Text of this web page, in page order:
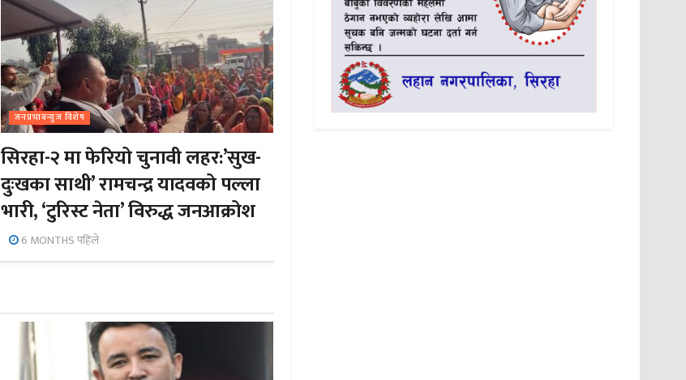
जनप्रभाबन्युज विशेष
सिरहा-२ मा फेरियो चुनावी लहर:’सुख-
दुःखका साथी’ रामचन्द्र यादवको पल्ला
भारी, ‘टुरिस्ट नेता’ विरुद्ध जनआक्रोश
6 MONTHS पहिले